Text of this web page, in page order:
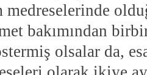
medreselerinde
bakımından
olsalar da,